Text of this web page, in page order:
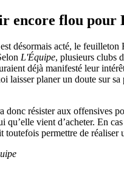
encore flou pour
désormais acté, le feuilleton
L'Équipe, plusieurs clubs
déjà manifesté leur
laisser planer un doute sur sa
donc résister aux offensives
qu’elle vient d’acheter. En
toutefois permettre de réaliser